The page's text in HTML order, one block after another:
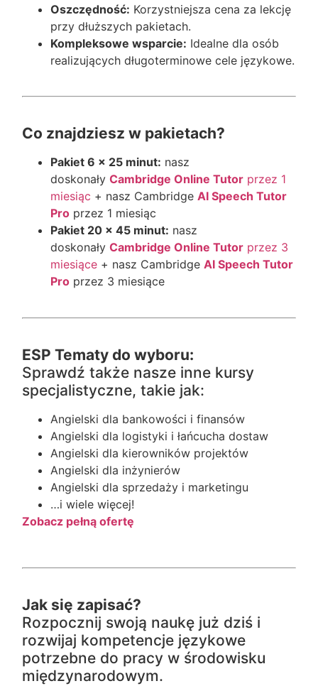
Oszczędność: Korzystniejsza cena za lekcję
przy dłuższych pakietach.
Kompleksowe wsparcie: Idealne dla osób
realizujących długoterminowe cele językowe.
Co znajdziesz w pakietach?
Pakiet 6 x 25 minut: nasz
doskonały Cambridge Online Tutor przez 1
miesiąc + nasz Cambridge AI Speech Tutor
Pro przez 1 miesiąc
Pakiet 20 x 45 minut: nasz
doskonały Cambridge Online Tutor przez 3
miesiące + nasz Cambridge AI Speech Tutor
Pro przez 3 miesiące
ESP Tematy do wyboru:
Sprawdź także nasze inne kursy
specjalistyczne, takie jak:
Angielski dla bankowości i finansów
Angielski dla logistyki i łańcucha dostaw
Angielski dla kierowników projektów
Angielski dla inżynierów
Angielski dla sprzedaży i marketingu
…i wiele więcej!
Zobacz pełną ofertę
Jak się zapisać?
Rozpocznij swoją naukę już dziś i
rozwijaj kompetencje językowe
potrzebne do pracy w środowisku
międzynarodowym.